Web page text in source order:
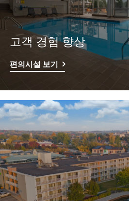
고객 경험 향상
편의시설 보기